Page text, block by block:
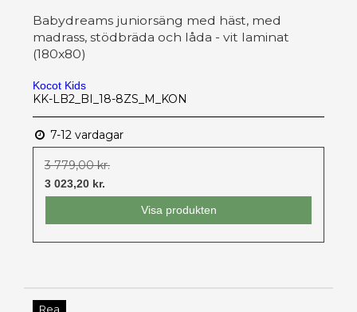
Babydreams juniorsäng med häst, med
madrass, stödbräda och låda - vit laminat
(180x80)
Kocot Kids
KK-LB2_BI_18-8ZS_M_KON
7-12 vardagar
3 779,00 kr.
3 023,20 kr.
Visa produkten
Rea